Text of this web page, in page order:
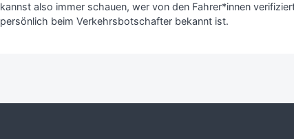
kannst also immer schauen, wer von den Fahrer*innen
persönlich beim Verkehrsbotschafter bekannt ist.